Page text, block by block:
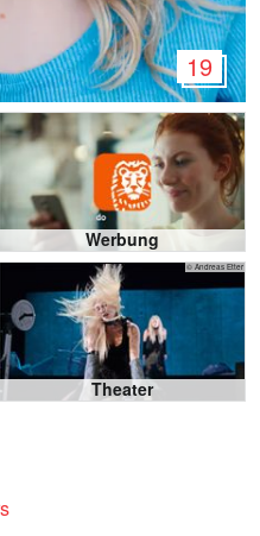
19
Werbung
© Andreas Etter
Theater